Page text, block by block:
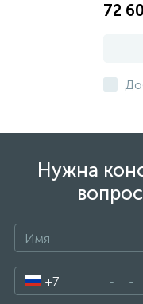
72
-
Нужна
+7